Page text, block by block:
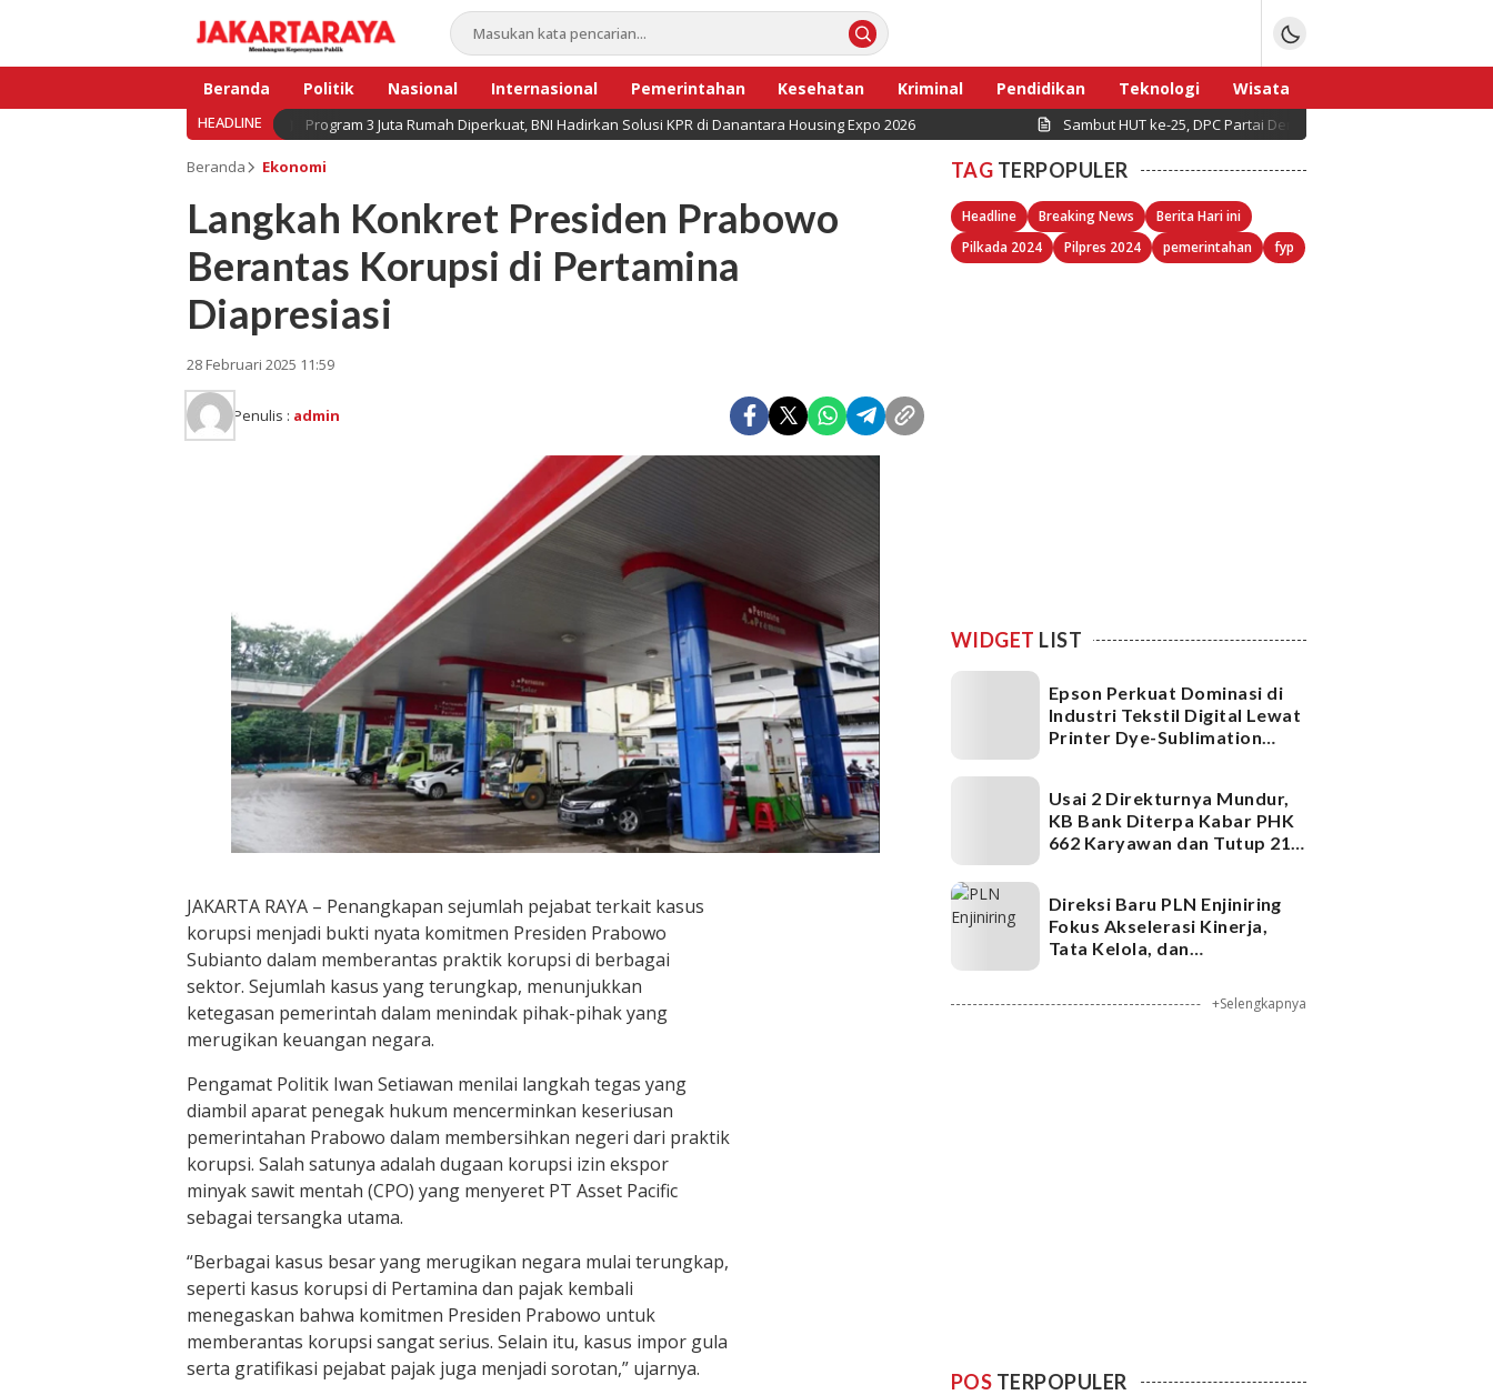
Beranda Politik Nasional Internasional Pemerintahan Kesehatan Kriminal Pendidikan Teknologi
Wisata
Bisnis
Sport
HEADLINE Program 3 Juta Rumah Diperkuat, BNI Hadirkan Solusi KPR di Danantara Housing Expo 2026 Sambut HUT ke-25, DPC Partai Demokrat Pulau Seribu Gelar
Beranda Ekonomi
Langkah Konkret Presiden Prabowo
Berantas Korupsi di Pertamina
Diapresiasi
28 Februari 2025 11:59
Penulis : admin
JAKARTA RAYA – Penangkapan sejumlah pejabat terkait kasus
korupsi menjadi bukti nyata komitmen Presiden Prabowo
Subianto dalam memberantas praktik korupsi di berbagai
sektor. Sejumlah kasus yang terungkap, menunjukkan
ketegasan pemerintah dalam menindak pihak-pihak yang
merugikan keuangan negara.
Pengamat Politik Iwan Setiawan menilai langkah tegas yang
diambil aparat penegak hukum mencerminkan keseriusan
pemerintahan Prabowo dalam membersihkan negeri dari praktik
korupsi. Salah satunya adalah dugaan korupsi izin ekspor
minyak sawit mentah (CPO) yang menyeret PT Asset Pacific
sebagai tersangka utama.
“Berbagai kasus besar yang merugikan negara mulai terungkap,
seperti kasus korupsi di Pertamina dan pajak kembali
menegaskan bahwa komitmen Presiden Prabowo untuk
memberantas korupsi sangat serius. Selain itu, kasus impor gula
serta gratifikasi pejabat pajak juga menjadi sorotan,” ujarnya.
TAG TERPOPULER
Headline Breaking News
Berita Hari ini
Pilkada 2024
Pilpres 2024 pemerintahan fyp
WIDGET LIST
Epson Perkuat Dominasi di
Industri Tekstil Digital Lewat
Printer Dye-Sublimation
Usai 2 Direkturnya Mundur,
KB Bank Diterpa Kabar PHK
662 Karyawan dan Tutup 21
Direksi Baru PLN Enjiniring
Fokus Akselerasi Kinerja,
Tata Kelola, dan
+Selengkapnya
POS TERPOPULER